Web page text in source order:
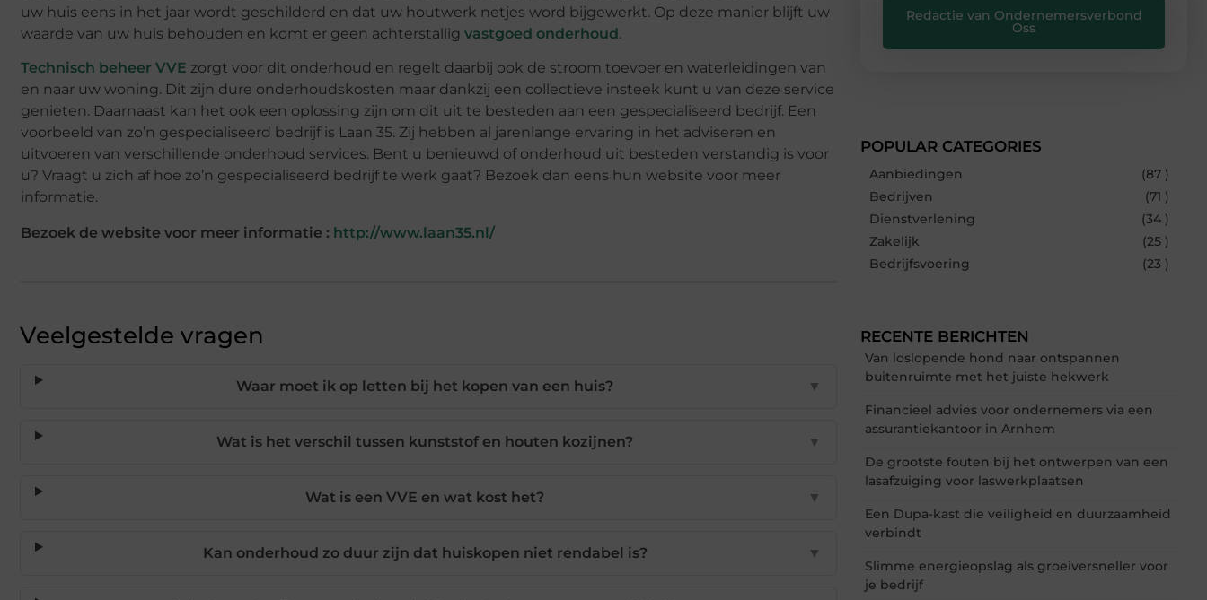
uw huis eens in het jaar wordt geschilderd en dat uw houtwerk netjes word bijgewerkt. Op deze manier blijft uw
waarde van uw huis behouden en komt er geen achterstallig vastgoed onderhoud.
Technisch beheer VVE zorgt voor dit onderhoud en regelt daarbij ook de stroom toevoer en waterleidingen van
en naar uw woning. Dit zijn dure onderhoudskosten maar dankzij een collectieve insteek kunt u van deze service
genieten. Daarnaast kan het ook een oplossing zijn om dit uit te besteden aan een gespecialiseerd bedrijf. Een
voorbeeld van zo’n gespecialiseerd bedrijf is Laan 35. Zij hebben al jarenlange ervaring in het adviseren en
uitvoeren van verschillende onderhoud services. Bent u benieuwd of onderhoud uit besteden verstandig is voor
u? Vraagt u zich af hoe zo’n gespecialiseerd bedrijf te werk gaat? Bezoek dan eens hun website voor meer
informatie.
Bezoek de website voor meer informatie : http://www.laan35.nl/
Veelgestelde vragen
Waar moet ik op letten bij het kopen van een huis? ▼
Wat is het verschil tussen kunststof en houten kozijnen? ▼
Wat is een VVE en wat kost het? ▼
Kan onderhoud zo duur zijn dat huiskopen niet rendabel is? ▼
Redactie van Ondernemersverbond
Oss
POPULAR CATEGORIES
Aanbiedingen
(87 )
Bedrijven
(71 )
Dienstverlening
(34 )
Zakelijk
(25 )
Bedrijfsvoering
(23 )
RECENTE BERICHTEN
Van loslopende hond naar ontspannen
buitenruimte met het juiste hekwerk
Financieel advies voor ondernemers via een
assurantiekantoor in Arnhem
De grootste fouten bij het ontwerpen van een
lasafzuiging voor laswerkplaatsen
Een Dupa-kast die veiligheid en duurzaamheid
verbindt
Slimme energieopslag als groeiversneller voor
je bedrijf